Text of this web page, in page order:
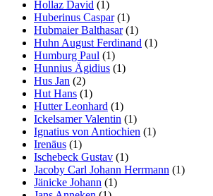
Hollaz David (1)
Huberinus Caspar(1)
Hubmaier Balthasar(1)
Huhn August Ferdinand (1)
Humburg Paul (1)
Hunnius Ägidius (1)
Hus Jan (2)
Hut Hans (1)
Hutter Leonhard (1)
Ickelsamer Valentin (1)
Ignatius von Antiochien (1)
Irenäus (1)
Ischebeck Gustav (1)
Jacoby Carl Johann Herrmann (1)
Jänicke Johann (1)